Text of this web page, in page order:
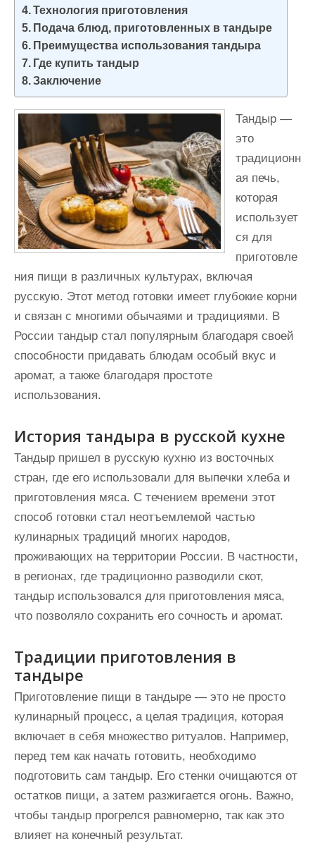
Технология приготовления
Подача блюд, приготовленных в тандыре
Преимущества использования тандыра
Где купить тандыр
Заключение
Тандыр —
это
традиционн
ая печь,
которая
использует
ся для
приготовле
ния пищи в различных культурах, включая
русскую. Этот метод готовки имеет глубокие корни
и связан с многими обычаями и традициями. В
России тандыр стал популярным благодаря своей
способности придавать блюдам особый вкус и
аромат, а также благодаря простоте
использования.
История тандыра в русской кухне
Тандыр пришел в русскую кухню из восточных
стран, где его использовали для выпечки хлеба и
приготовления мяса. С течением времени этот
способ готовки стал неотъемлемой частью
кулинарных традиций многих народов,
проживающих на территории России. В частности,
в регионах, где традиционно разводили скот,
тандыр использовался для приготовления мяса,
что позволяло сохранить его сочность и аромат.
Традиции приготовления в
тандыре
Приготовление пищи в тандыре — это не просто
кулинарный процесс, а целая традиция, которая
включает в себя множество ритуалов. Например,
перед тем как начать готовить, необходимо
подготовить сам тандыр. Его стенки очищаются от
остатков пищи, а затем разжигается огонь. Важно,
чтобы тандыр прогрелся равномерно, так как это
влияет на конечный результат.